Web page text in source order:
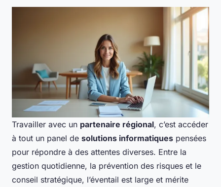
Travailler avec un partenaire régional, c’est accéder
à tout un panel de solutions informatiques pensées
pour répondre à des attentes diverses. Entre la
gestion quotidienne, la prévention des risques et le
conseil stratégique, l’éventail est large et mérite